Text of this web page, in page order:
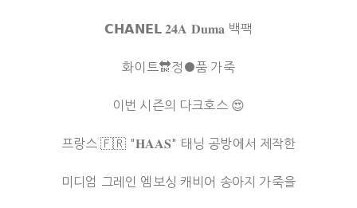
𝗖𝗛𝗔𝗡𝗘𝗟 𝟐𝟒𝐀 𝐃𝐮𝐦𝐚 백팩
화이트🔛정●품 가죽
이번 시즌의 다크호스 😍
프랑스 🇫🇷 "𝐇𝐀𝐀𝐒" 태닝 공방에서 제작한
미디엄 그레인 엠보싱 캐비어 송아지 가죽을